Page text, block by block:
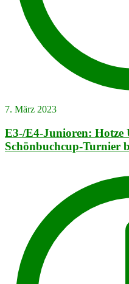
7. März 2023
E3-/E4-Junioren: Hotze
Schönbuchcup-Turnier